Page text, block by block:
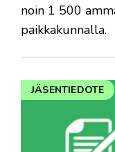
noin 1 500
paikkakunnalla.
JÄSENTIEDOTE